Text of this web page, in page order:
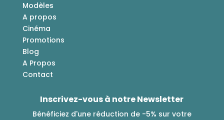
Modèles
A propos
Cinéma
Promotions
Blog
A Propos
Contact
Inscrivez-vous à notre Newsletter
Bénéficiez d'une réduction de -5% sur votre